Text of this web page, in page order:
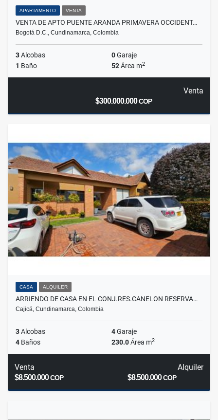
APARTAMENTO VENTA
VENTA DE APTO PUENTE ARANDA PRIMAVERA OCCIDENT…
Bogotá D.C., Cundinamarca, Colombia
3Alcobas 0Garaje
1 Baño 52Área m2
Venta
$300.000.000COP
CASA ALQUILER
ARRIENDO DE CASA EN EL CONJ.RES.CANELON RESERVA…
Cajicá, Cundinamarca, Colombia
3Alcobas 4Garaje
4 Baños 230.0Área m2
Venta
$8.500.000COP
Alquiler
$8.500.000COP